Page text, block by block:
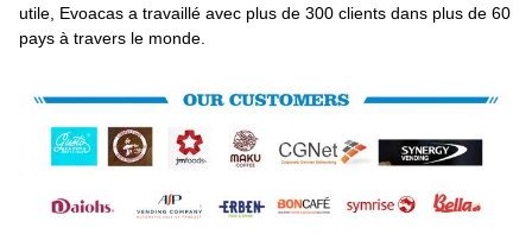
utile, Evoacas a travaillé avec plus de 300 clients dans plus de 60
pays à travers le monde.